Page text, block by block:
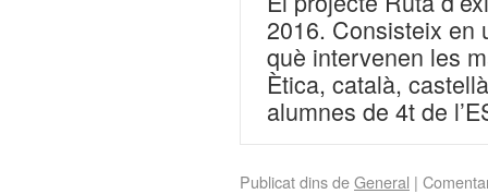
2016. Consisteix en
què intervenen les
Ètica, català,
alumnes de 4t de
Publicat dins deGeneral |